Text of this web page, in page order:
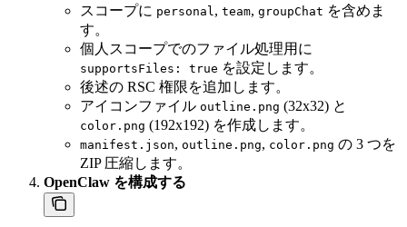
スコープに personal , team, groupChat を含めま
す。
個人スコープでのファイル処理用に
supportsFiles: true を設定します。
後述の RSC 権限を追加します。
アイコンファイル outline.png (32x32) と
color.png (192x192) を作成します。
manifest.json, outline.png, color.png の 3 つを
ZIP 圧縮します。
OpenClaw を構成する